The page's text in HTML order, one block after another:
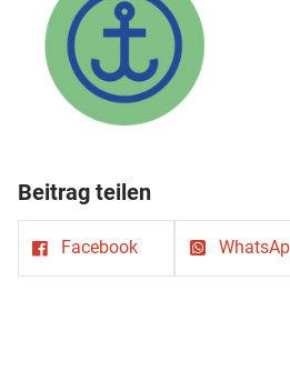
Beitrag teilen
Facebook